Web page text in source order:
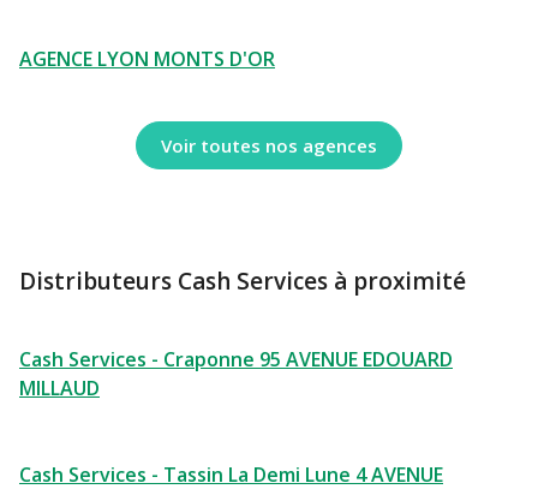
AGENCE LYON MONTS D'OR
Voir toutes nos agences
Distributeurs Cash Services à proximité
Cash Services - Craponne 95 AVENUE EDOUARD
MILLAUD
Cash Services - Tassin La Demi Lune 4 AVENUE